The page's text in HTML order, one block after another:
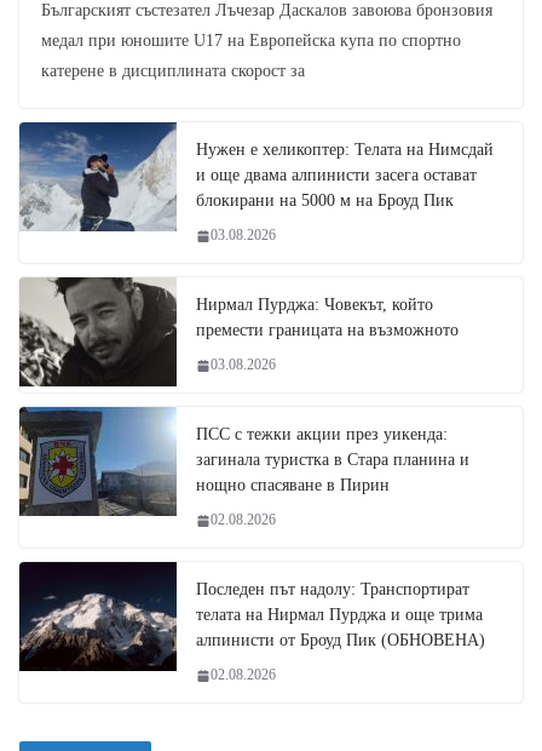
Българският състезател Лъчезар Даскалов завоюва бронзовия
медал при юношите U17 на Европейска купа по спортно
катерене в дисциплината скорост за
Нужен е хеликоптер: Телата на Нимсдай
и още двама алпинисти засега остават
блокирани на 5000 м на Броуд Пик
03.08.2026
Нирмал Пурджа: Човекът, който
премести границата на възможното
03.08.2026
ПСС с тежки акции през уикенда:
загинала туристка в Стара планина и
нощно спасяване в Пирин
02.08.2026
Последен път надолу: Транспортират
телата на Нирмал Пурджа и още трима
алпинисти от Броуд Пик (ОБНОВЕНА)
02.08.2026